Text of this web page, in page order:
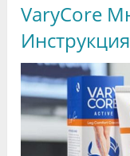
VaryCore